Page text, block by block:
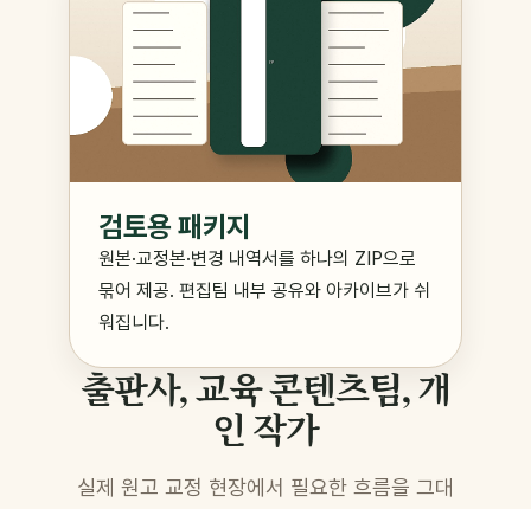
검토용 패키지
원본·교정본·변경 내역서를 하나의 ZIP으로
묶어 제공. 편집팀 내부 공유와 아카이브가 쉬
워집니다.
출판사, 교육 콘텐츠팀, 개
인 작가
실제 원고 교정 현장에서 필요한 흐름을 그대